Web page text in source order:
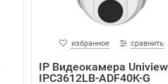
избранное сравнить
IP Видеокамера Uniview
IPC3612LB-ADF40K-G